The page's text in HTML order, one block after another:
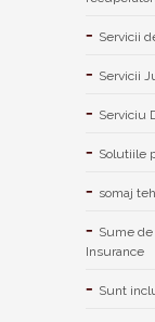
Servicii
Servicii
Serviciu
Solutiile
somaj
Sume
Insurance
Sunt